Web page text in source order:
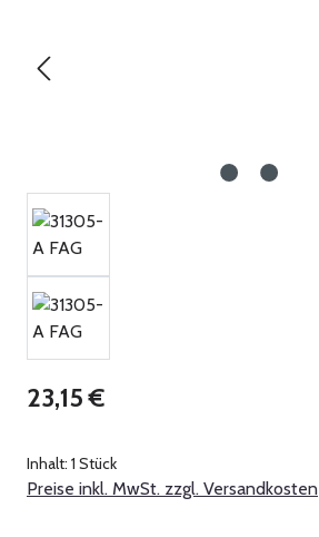
Regulärer Preis:
23,15 €
Inhalt: 1 Stück
Preise inkl. MwSt. zzgl. Versandkosten